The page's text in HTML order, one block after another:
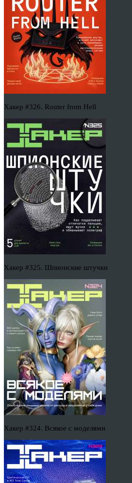
Хакер #326. Router from Hell
Хакер #325. Шпионские штучки
Хакер #324. Всякое с моделями